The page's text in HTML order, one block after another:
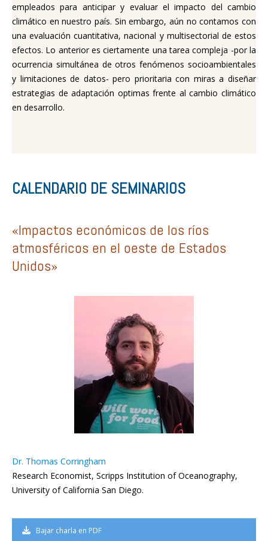
empleados para anticipar y evaluar el impacto del cambio
climático en nuestro país. Sin embargo, aún no contamos con
una evaluación cuantitativa, nacional y multisectorial de estos
efectos. Lo anterior es ciertamente una tarea compleja -por la
ocurrencia simultánea de otros fenómenos socioambientales
y limitaciones de datos- pero prioritaria con miras a diseñar
estrategias de adaptación optimas frente al cambio climático
en desarrollo.
CALENDARIO DE SEMINARIOS
«Impactos económicos de los ríos
atmosféricos en el oeste de Estados
Unidos»
Dr. Thomas Corringham
Research Economist, Scripps Institution of Oceanography,
University of California San Diego.
Bajar charla en PDF